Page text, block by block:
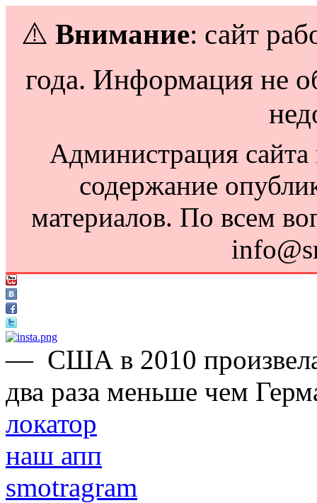
⚠️ Внимание: сайт
года. Информация не
Администрация сайта
содержание
материалов. По всем
— США в 2010
два раза меньше чем
локатор
наш апп
smotragram